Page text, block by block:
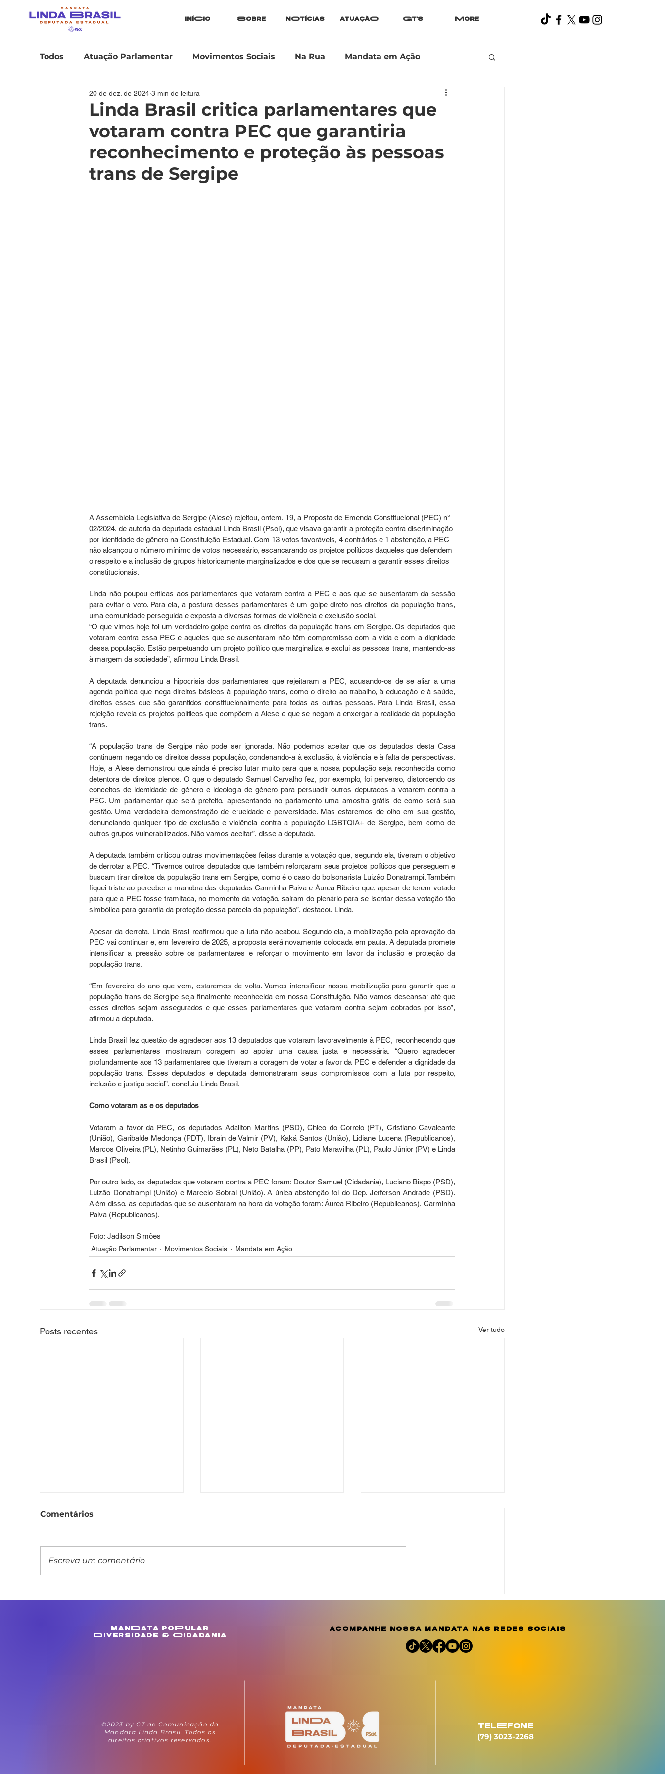
iníCio Sobre nOtícias atuaçãO Gt's More
Todos Atuação Parlamentar Movimentos Sociais Na Rua Mandata em Ação
Linda Brasil critica parlamentares que
votaram contra PEC que garantiria
reconhecimento e proteção às pessoas
trans de Sergipe
20 de dez. de 2024 3 min de leitura
A Assembleia Legislativa de Sergipe (Alese) rejeitou, ontem, 19, a Proposta de Emenda Constitucional (PEC) n°
02/2024, de autoria da deputada estadual Linda Brasil (Psol), que visava garantir a proteção contra discriminação
por identidade de gênero na Constituição Estadual. Com 13 votos favoráveis, 4 contrários e 1 abstenção, a PEC
não alcançou o número mínimo de votos necessário, escancarando os projetos políticos daqueles que defendem
o respeito e a inclusão de grupos historicamente marginalizados e dos que se recusam a garantir esses direitos
constitucionais.
Linda não poupou críticas aos parlamentares que votaram contra a PEC e aos que se ausentaram da sessão
para evitar o voto. Para ela, a postura desses parlamentares é um golpe direto nos direitos da população trans,
uma comunidade perseguida e exposta a diversas formas de violência e exclusão social.
“O que vimos hoje foi um verdadeiro golpe contra os direitos da população trans em Sergipe. Os deputados que
votaram contra essa PEC e aqueles que se ausentaram não têm compromisso com a vida e com a dignidade
dessa população. Estão perpetuando um projeto político que marginaliza e exclui as pessoas trans, mantendo-as
à margem da sociedade”, afirmou Linda Brasil.
A deputada denunciou a hipocrisia dos parlamentares que rejeitaram a PEC, acusando-os de se aliar a uma
agenda política que nega direitos básicos à população trans, como o direito ao trabalho, à educação e à saúde,
direitos esses que são garantidos constitucionalmente para todas as outras pessoas. Para Linda Brasil, essa
rejeição revela os projetos políticos que compõem a Alese e que se negam a enxergar a realidade da população
trans.
“A população trans de Sergipe não pode ser ignorada. Não podemos aceitar que os deputados desta Casa
continuem negando os direitos dessa população, condenando-a à exclusão, à violência e à falta de perspectivas.
Hoje, a Alese demonstrou que ainda é preciso lutar muito para que a nossa população seja reconhecida como
detentora de direitos plenos. O que o deputado Samuel Carvalho fez, por exemplo, foi perverso, distorcendo os
conceitos de identidade de gênero e ideologia de gênero para persuadir outros deputados a votarem contra a
PEC. Um parlamentar que será prefeito, apresentando no parlamento uma amostra grátis de como será sua
gestão. Uma verdadeira demonstração de crueldade e perversidade. Mas estaremos de olho em sua gestão,
denunciando qualquer tipo de exclusão e violência contra a população LGBTQIA+ de Sergipe, bem como de
outros grupos vulnerabilizados. Não vamos aceitar”, disse a deputada.
A deputada também criticou outras movimentações feitas durante a votação que, segundo ela, tiveram o objetivo
de derrotar a PEC. “Tivemos outros deputados que também reforçaram seus projetos políticos que perseguem e
buscam tirar direitos da população trans em Sergipe, como é o caso do bolsonarista Luizão Donatrampi. Também
fiquei triste ao perceber a manobra das deputadas Carminha Paiva e Áurea Ribeiro que, apesar de terem votado
para que a PEC fosse tramitada, no momento da votação, saíram do plenário para se isentar dessa votação tão
simbólica para garantia da proteção dessa parcela da população”, destacou Linda.
Apesar da derrota, Linda Brasil reafirmou que a luta não acabou. Segundo ela, a mobilização pela aprovação da
PEC vai continuar e, em fevereiro de 2025, a proposta será novamente colocada em pauta. A deputada promete
intensificar a pressão sobre os parlamentares e reforçar o movimento em favor da inclusão e proteção da
população trans.
“Em fevereiro do ano que vem, estaremos de volta. Vamos intensificar nossa mobilização para garantir que a
população trans de Sergipe seja finalmente reconhecida em nossa Constituição. Não vamos descansar até que
esses direitos sejam assegurados e que esses parlamentares que votaram contra sejam cobrados por isso”,
afirmou a deputada.
Linda Brasil fez questão de agradecer aos 13 deputados que votaram favoravelmente à PEC, reconhecendo que
esses parlamentares mostraram coragem ao apoiar uma causa justa e necessária. “Quero agradecer
profundamente aos 13 parlamentares que tiveram a coragem de votar a favor da PEC e defender a dignidade da
população trans. Esses deputados e deputada demonstraram seus compromissos com a luta por respeito,
inclusão e justiça social”, concluiu Linda Brasil.
Como votaram as e os deputados
Votaram a favor da PEC, os deputados Adailton Martins (PSD), Chico do Correio (PT), Cristiano Cavalcante
(União), Garibalde Medonça (PDT), Ibrain de Valmir (PV), Kaká Santos (União), Lidiane Lucena (Republicanos),
Marcos Oliveira (PL), Netinho Guimarães (PL), Neto Batalha (PP), Pato Maravilha (PL), Paulo Júnior (PV) e Linda
Brasil (Psol).
Por outro lado, os deputados que votaram contra a PEC foram: Doutor Samuel (Cidadania), Luciano Bispo (PSD),
Luizão Donatrampi (União) e Marcelo Sobral (União). A única abstenção foi do Dep. Jerferson Andrade (PSD).
Além disso, as deputadas que se ausentaram na hora da votação foram: Áurea Ribeiro (Republicanos), Carminha
Paiva (Republicanos).
Foto: Jadilson Simões
Atuação Parlamentar Movimentos Sociais Mandata em Ação
Posts recentes Ver tudo
melhorias para
em Estância
a conscientização e
aleitamento humano
Negras celebra
justiça social em Sergipe
Comentários
Escreva um comentário
manData poPular
Diversidade & Cidadania
acompanhe nossa mandata nas redes sociais
©2023 by GT de Comunicação da
Mandata Linda Brasil. Todos os
direitos criativos reservados.
telEfone
(79) 3023-2268